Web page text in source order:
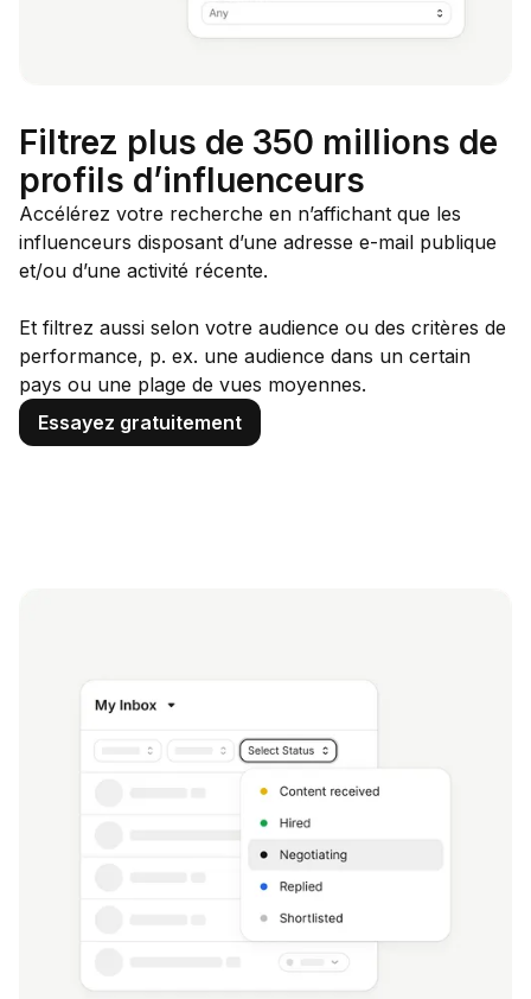
Filtrez plus de 350 millions de
profils d’influenceurs
Accélérez votre recherche en n’affichant que les
influenceurs disposant d’une adresse e-mail publique
et/ou d’une activité récente.
Et filtrez aussi selon votre audience ou des critères de
performance, p. ex. une audience dans un certain
pays ou une plage de vues moyennes.
Essayez gratuitement